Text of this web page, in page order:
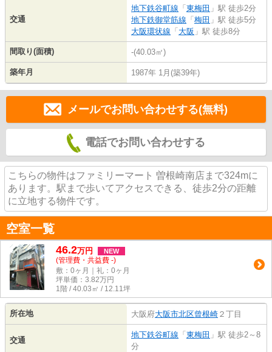
交通
地下鉄谷町線 「 東梅田 」駅 徒歩2分
地下鉄御堂筋線 「 梅田 」駅 徒歩5分
大阪環状線 「 大阪 」駅 徒歩8分
間取り(面積) -(40.03㎡)
築年月 1987年 1月(築39年)
メールでお問い合わせする(無料)
電話でお問い合わせする
こちらの物件はファミリーマート 曽根崎南店まで324mに
あります。駅まで歩いてアクセスできる、徒歩2分の距離
に立地する物件です。
空室一覧
46.2万円 NEW
(管理費・共益費 -)
敷：0ヶ月｜礼：0ヶ月
坪単価： 3.82万円
1階 / 40.03㎡ / 12.11坪
所在地 大阪府大阪市北区曾根崎 ２丁目
交通
地下鉄谷町線 「 東梅田 」駅 徒歩2～8
分